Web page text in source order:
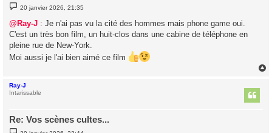
M
e
s
s
a
g
e
20 janvier 2026, 21:35
@Ray-J : Je n'ai pas vu la cité des hommes mais phone game oui.
C'est un très bon film, un huit-clos dans une cabine de téléphone en
pleine rue de New-York.
Moi aussi je l'ai bien aimé ce film
Ray-J
Intarissable
Re: Vos scènes cultes...
M